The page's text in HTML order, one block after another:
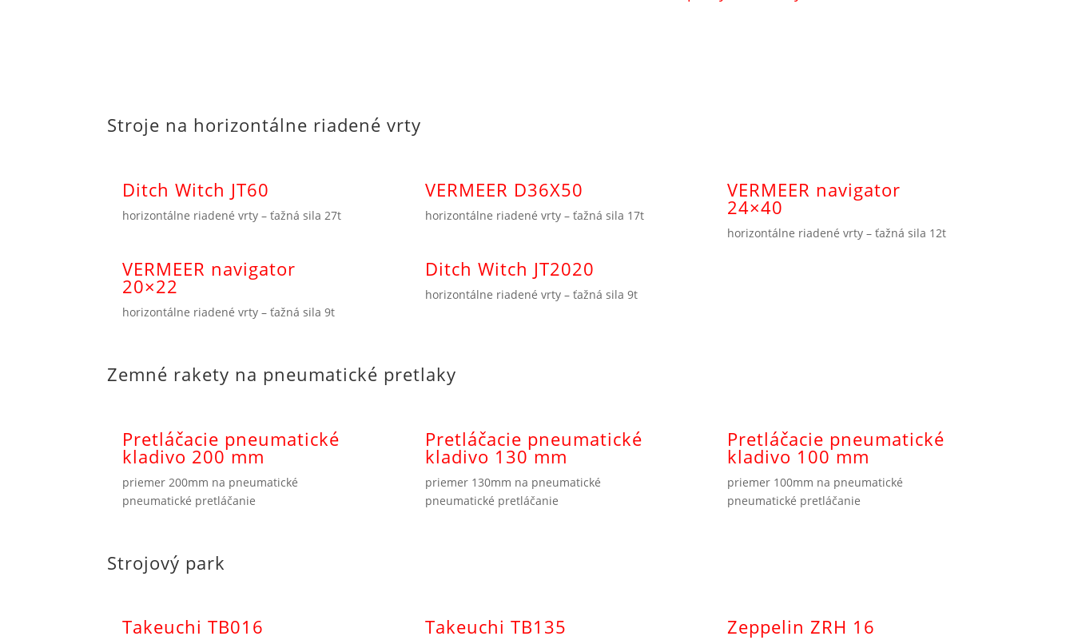
Stroje na horizontálne riadené vrty
Ditch Witch JT60
horizontálne riadené vrty – ťažná sila 27t
VERMEER navigator
20×22
horizontálne riadené vrty – ťažná sila 9t
VERMEER D36X50
horizontálne riadené vrty – ťažná sila 17t
Ditch Witch JT2020
horizontálne riadené vrty – ťažná sila 9t
VERMEER navigator
24×40
horizontálne riadené vrty – ťažná sila 12t
Zemné rakety na pneumatické pretlaky
Pretláčacie pneumatické
kladivo 200 mm
priemer 200mm na pneumatické
pneumatické pretláčanie
Pretláčacie pneumatické
kladivo 130 mm
priemer 130mm na pneumatické
pneumatické pretláčanie
Pretláčacie pneumatické
kladivo 100 mm
priemer 100mm na pneumatické
pneumatické pretláčanie
Strojový park
Takeuchi TB016 Takeuchi TB135 Zeppelin ZRH 16